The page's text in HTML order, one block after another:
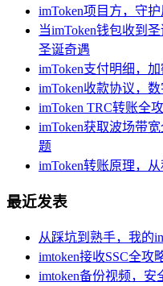
imToken项目方，守
当imToken钱包收到
圣诞奇遇
imToken支付明细，
imToken收款协议，
imToken TRC转账全
imToken获取波场带
题
imToken转账原理，
最近发表
从踩坑到熟手，我的
imtoken接收SSC全
imtoken备份视频，